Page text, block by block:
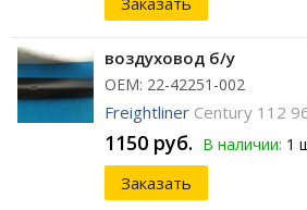
воздуховод б/у
ОЕМ: 22-42251-002
Freightliner Century 112
1150 руб. В наличии: 1
Заказать